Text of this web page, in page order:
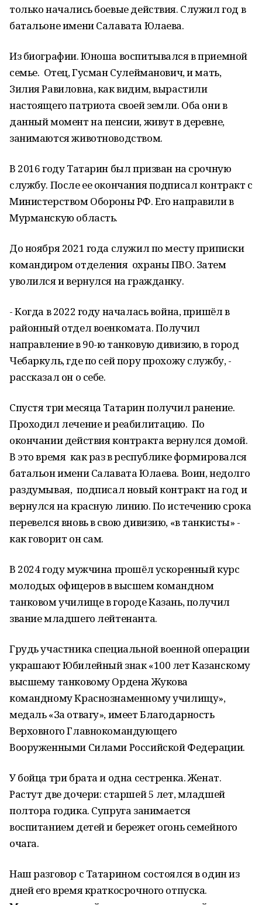
только начались боевые действия. Служил год в
батальоне имени Салавата Юлаева.
Из биографии. Юноша воспитывался в приемной
семье. Отец, Гусман Сулейманович, и мать,
Зилия Равиловна, как видим, вырастили
настоящего патриота своей земли. Оба они в
данный момент на пенсии, живут в деревне,
занимаются животноводством.
В 2016 году Татарин был призван на срочную
службу. После ее окончания подписал контракт с
Министерством Обороны РФ. Его направили в
Мурманскую область.
До ноября 2021 года служил по месту приписки
командиром отделения охраны ПВО. Затем
уволился и вернулся на гражданку.
- Когда в 2022 году началась война, пришёл в
районный отдел военкомата. Получил
направление в 90-ю танковую дивизию, в город
Чебаркуль, где по сей пору прохожу службу, -
рассказал он о себе.
Спустя три месяца Татарин получил ранение.
Проходил лечение и реабилитацию. По
окончании действия контракта вернулся домой.
В это время как раз в республике формировался
батальон имени Салавата Юлаева. Воин, недолго
раздумывая, подписал новый контракт на год и
вернулся на красную линию. По истечению срока
перевелся вновь в свою дивизию, «в танкисты» -
как говорит он сам.
В 2024 году мужчина прошёл ускоренный курс
молодых офицеров в высшем командном
танковом училище в городе Казань, получил
звание младшего лейтенанта.
Грудь участника специальной военной операции
украшают Юбилейный знак «100 лет Казанскому
высшему танковому Ордена Жукова
командному Краснознаменному училищу»,
медаль «За отвагу», имеет Благодарность
Верховного Главнокомандующего
Вооруженными Силами Российской Федерации.
У бойца три брата и одна сестренка. Женат.
Растут две дочери: старшей 5 лет, младшей
полтора годика. Супруга занимается
воспитанием детей и бережет огонь семейного
очага.
Наш разговор с Татарином состоялся в один из
дней его время краткосрочного отпуска.